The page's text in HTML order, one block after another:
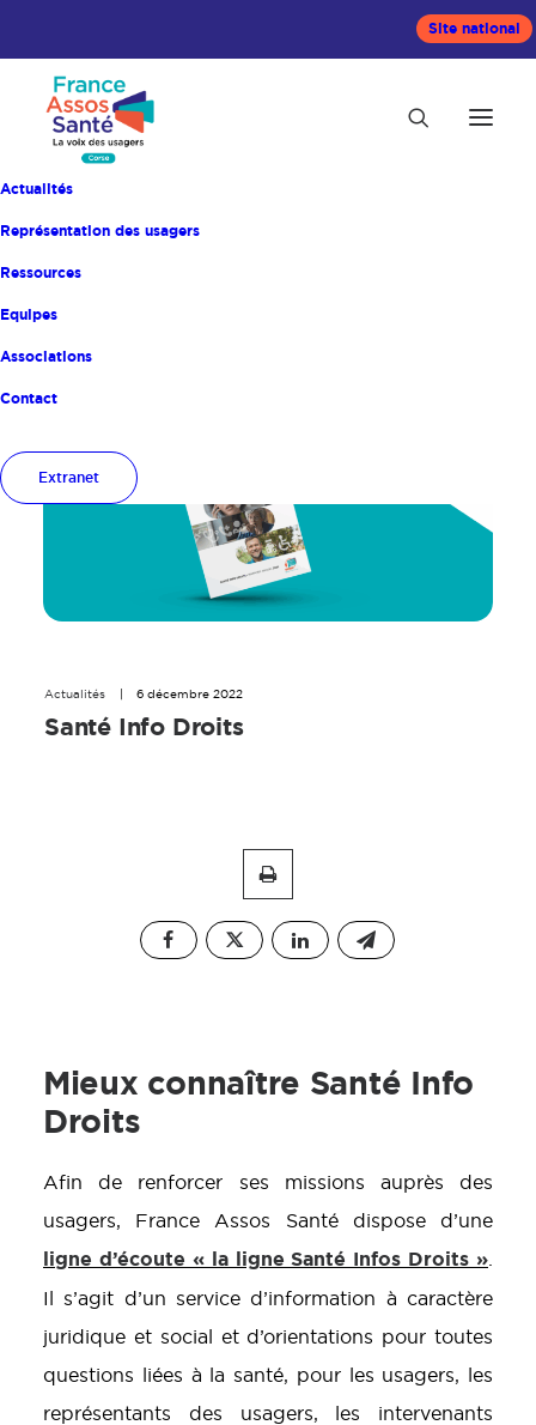
Site national
Actualités
Représentation des usagers
Ressources
Equipes
Associations
Contact
Extranet
Actualités 6 décembre 2022
Santé Info Droits
Mieux connaître Santé Info
Droits
Afin de renforcer ses missions auprès des
usagers, France Assos Santé dispose d’une
ligne d’écoute « la ligne Santé Infos Droits »
Il s’agit d’un service d’information à caractère
juridique et social et d’orientations pour toutes
questions liées à la santé, pour les usagers, les
représentants des usagers, les intervenants